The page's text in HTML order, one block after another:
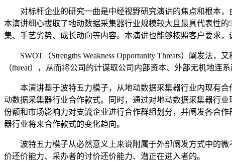
对标杆企业的研究一曲是中经视野研究演讲的焦点和根本，
本演讲细心拔取了地动数据采集器行业规模较大且最具代表性
集、手艺劣势、成长动向等内容。本演讲也能够按照客户要求，
SWOT（Strengths Weakness Opportunity Threats）阐发法，
（threat），从而将公司的计谋取公司内部资本、外部无机地连系
本演讲基于波特五力模子，从地动数据采集器行业内现有合
动数据采集器行业合作款式。同时，通过对地动数据采集器行
份额和市场影响力对支流企业进行合作群组划分，并阐发各合
器行业将来合作款式的变化趋向。
波特五力模子从必然意义上来说附属于外部阐发方式中的微
价还价能力、采办者的讨价还价能力、潜正在进入者的。